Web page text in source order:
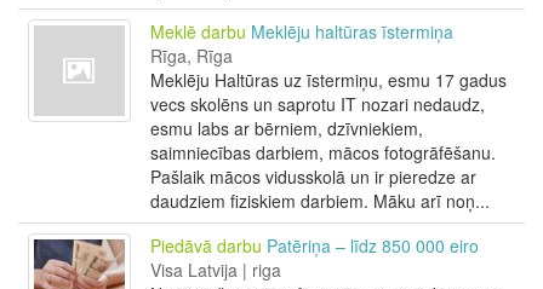
Meklē darbu Meklēju haltūras īstermiņa
Rīga, Rīga
Meklēju Haltūras uz īstermiņu, esmu 17 gadus
vecs skolēns un saprotu IT nozari nedaudz,
esmu labs ar bērniem, dzīvniekiem,
saimniecības darbiem, mācos fotogrāfēšanu.
Pašlaik mācos vidusskolā un ir pieredze ar
daudziem fiziskiem darbiem. Māku arī noņ...
Piedāvā darbu Patēriņa – līdz 850 000 eiro
Visa Latvija | riga